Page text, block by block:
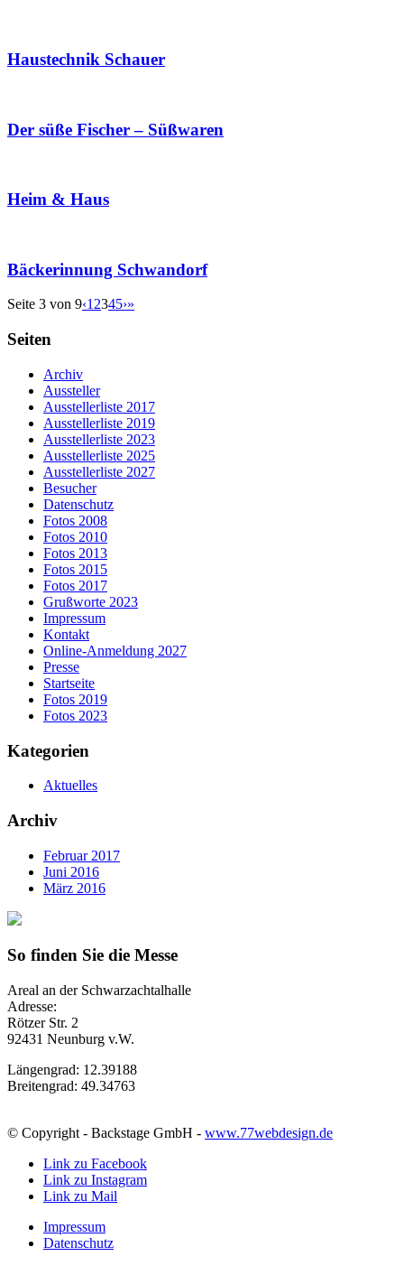
Haustechnik Schauer
Der süße Fischer – Süßwaren
Heim & Haus
Bäckerinnung Schwandorf
Seite 3 von 9‹1 2345›»
Seiten
Archiv
Aussteller
Ausstellerliste 2017
Ausstellerliste 2019
Ausstellerliste 2023
Ausstellerliste 2025
Ausstellerliste 2027
Besucher
Datenschutz
Fotos 2008
Fotos 2010
Fotos 2013
Fotos 2015
Fotos 2017
Grußworte 2023
Impressum
Kontakt
Online-Anmeldung 2027
Presse
Startseite
Fotos 2019
Fotos 2023
Kategorien
Aktuelles
Archiv
Februar 2017
Juni 2016
März 2016
So finden Sie die Messe
Areal an der Schwarzachtalhalle
Adresse:
Rötzer Str. 2
92431 Neunburg v.W.
Längengrad: 12.39188
Breitengrad: 49.34763
© Copyright - Backstage GmbH - www.77webdesign.de
Link zu Facebook
Link zu Instagram
Link zu Mail
Impressum
Datenschutz